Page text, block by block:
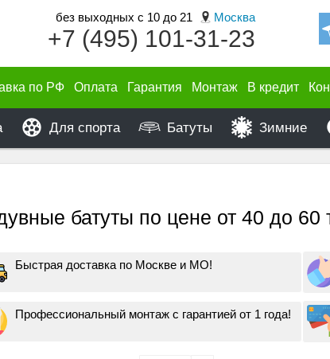
без выходных с 10 до 21 Москва
+7 (495) 101-31-23
по РФ Оплата Гарантия Монтаж В кредит
Для спорта Батуты Зимние
батуты по цене от 40 до 60
Быстрая доставка по Москве и МО!
Профессиональный монтаж с гарантией от 1 года!